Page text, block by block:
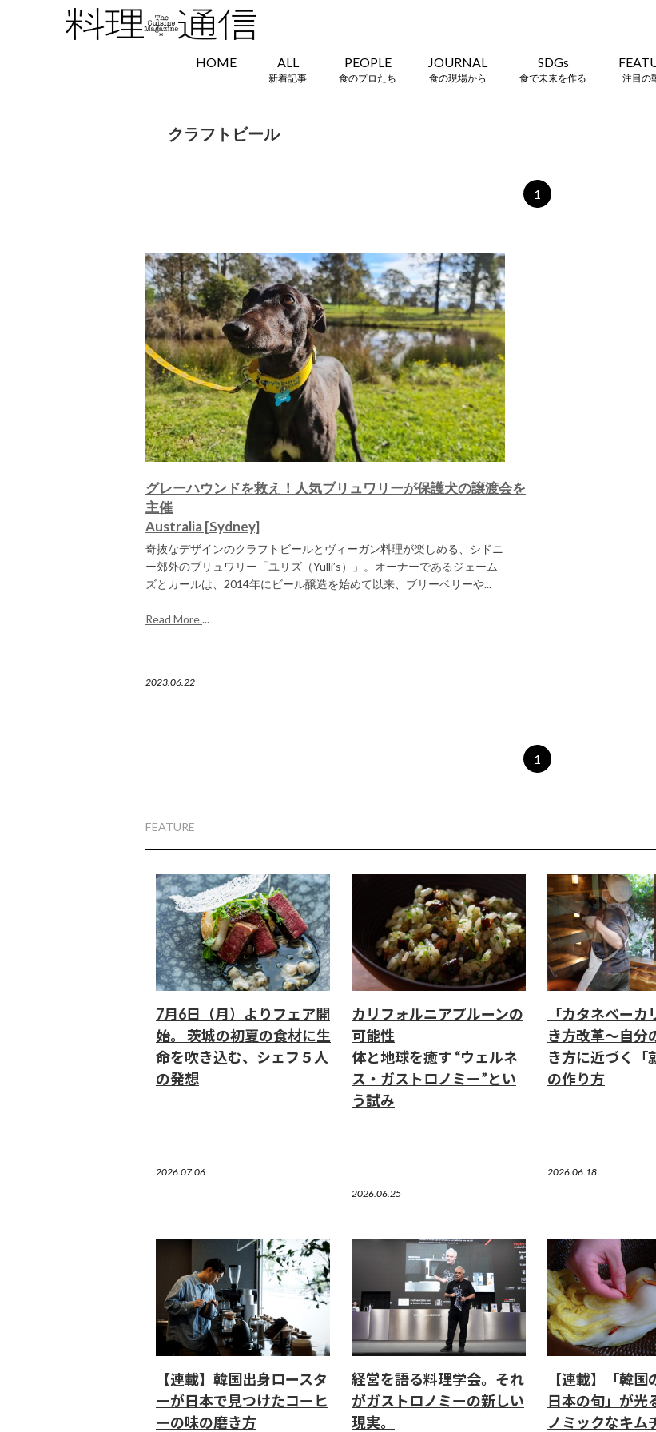
HOME ALL
新着記事
PEOPLE
食のプロたち
JOURNAL
食の現場から
SDGs
食で未来を作る 注目の
クラフトビール
1
グレーハウンドを救え！人気ブリュワリーが保護犬の譲渡会を
主催
Australia [Sydney]
奇抜なデザインのクラフトビールとヴィーガン料理が楽しめる、シドニ
ー郊外のブリュワリー「ユリズ（Yulli’s）」。オーナーであるジェーム
ズとカールは、2014年にビール醸造を始めて以来、ブリーベリーや...
Read More...
2023.06.22
1
FEATURE
7月6日（月）よりフェア開
始。 茨城の初夏の食材に生
命を吹き込む、シェフ５人
の発想
2026.07.06
カリフォルニアプルーンの
可能性
体と地球を癒す “ウェルネ
ス・ガストロノミー”とい
う試み
2026.06.25
「カタネベー
き方改革～自分
き方に近づく「
の作り方
2026.06.18
【連載】韓国出身ロースタ
ーが日本で見つけたコーヒ
ーの味の磨き方
経営を語る料理学会。それ
がガストロノミーの新しい
現実。
【連載】「韓国
日本の旬」が光
ノミックなキム